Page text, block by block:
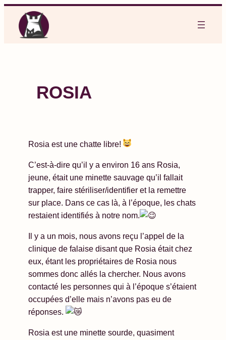
contenu
ROSIA
Rosia est une chatte libre!
C’est-à-dire qu’il y a environ 16 ans Rosia,
jeune, était une minette sauvage qu’il fallait
trapper, faire stériliser/identifier et la remettre
sur place. Dans ce cas là, à l’époque, les chats
restaient identifiés à notre nom.
Il y a un mois, nous avons reçu l’appel de la
clinique de falaise disant que Rosia était chez
eux, étant les propriétaires de Rosia nous
sommes donc allés la chercher. Nous avons
contacté les personnes qui à l’époque s’étaient
occupées d’elle mais n’avons pas eu de
réponses.
Rosia est une minette sourde, quasiment